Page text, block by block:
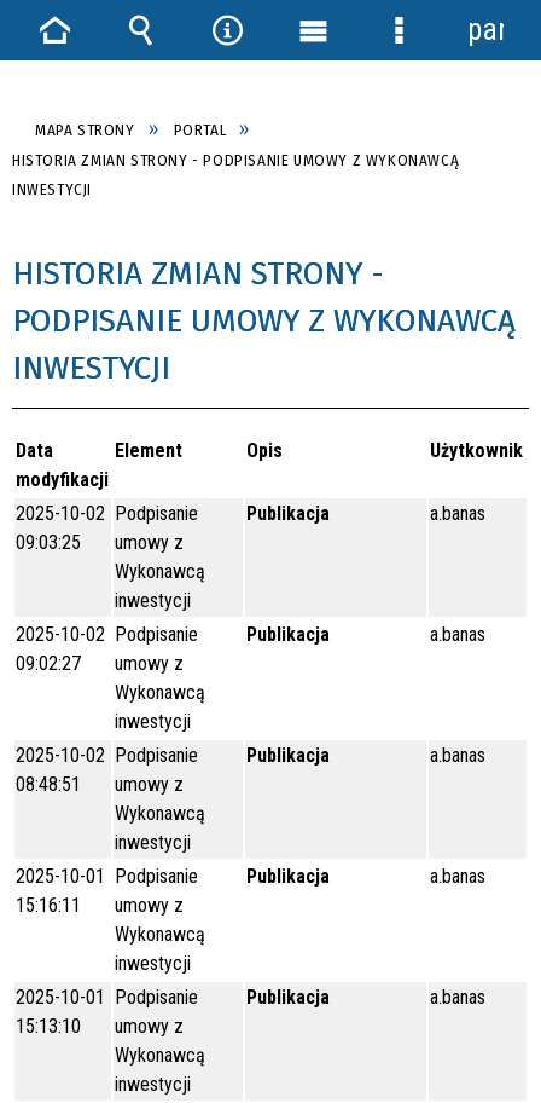
MAPA STRONY
PORTAL
HISTORIA ZMIAN STRONY - PODPISANIE UMOWY Z WYKONAWCĄ
INWESTYCJI
HISTORIA ZMIAN STRONY -
PODPISANIE UMOWY Z WYKONAWCĄ
INWESTYCJI
Data
modyfikacji
Element Opis Użytkownik
2025-10-02
09:03:25
Podpisanie
umowy z
Wykonawcą
inwestycji
Publikacja a.banas
2025-10-02
09:02:27
Podpisanie
umowy z
Wykonawcą
inwestycji
Publikacja a.banas
2025-10-02
08:48:51
Podpisanie
umowy z
Wykonawcą
inwestycji
Publikacja a.banas
2025-10-01
15:16:11
Podpisanie
umowy z
Wykonawcą
inwestycji
Publikacja a.banas
2025-10-01
15:13:10
Podpisanie
umowy z
Wykonawcą
inwestycji
Publikacja a.banas
StronaWyszukiwarka
Narzędzia
Menu Menu
panel